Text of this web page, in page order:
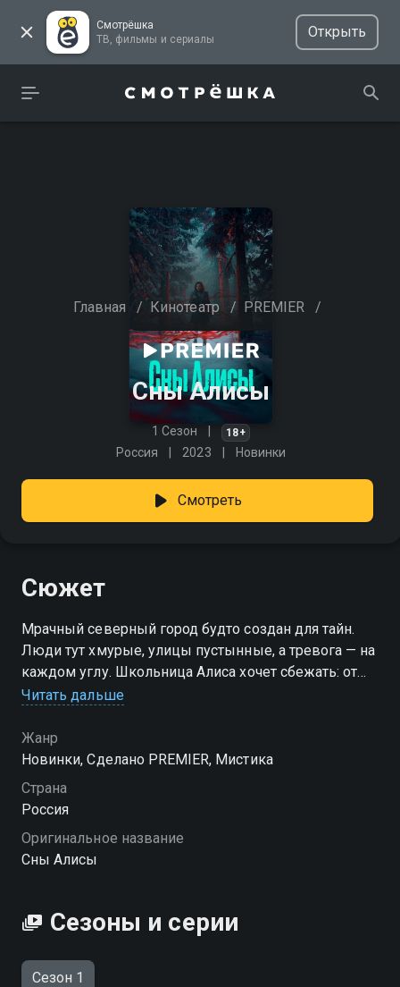
Смотрёшка
ТВ, фильмы и сериалы
Открыть
Главная / Кинотеатр / PREMIER /
Сны Алисы
1 Сезон 18+
Россия 2023 Новинки
Смотреть
Сюжет
Мрачный северный город будто создан для тайн.
Люди тут хмурые, улицы пустынные, а тревога — на
каждом углу. Школьница Алиса хочет сбежать: от
холодной матери, от чужого безразличия, от места,
девочке снятся пугающие сны, в которых скрыт
ответ. Только понять их она не может. Каждый
кошмар — как кусок пазла, но время уходит. Что,
если то, что происходит ночью, уже просочилось в
кошмар наяву? «Сны Алисы» — сериал для тех, кто
чувствует, что за обычным фасадом прячется нечто
Читать дальше
Жанр
Новинки, Сделано PREMIER, Мистика
Страна
Россия
Оригинальное название
Сны Алисы
Сезоны и серии
Сезон 1